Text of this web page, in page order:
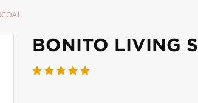
BONITO LIVING